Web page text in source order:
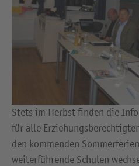
Stets im Herbst finden die
für alle
den kommenden
weiterführende Schulen